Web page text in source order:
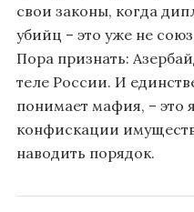
свои законы, когда
убийц – это уже не
Пора признать:
теле России. И
понимает мафия, – это
конфискации
наводить порядок.